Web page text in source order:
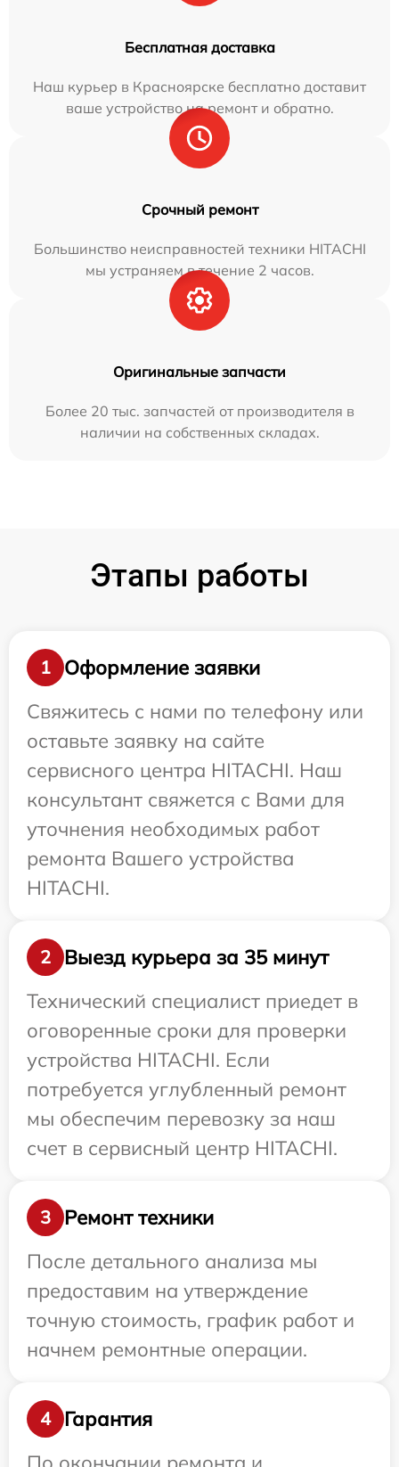
Бесплатная доставка
Наш курьер в Красноярске бесплатно доставит
ваше устройство на ремонт и обратно.
Срочный ремонт
Большинство неисправностей техники HITACHI
мы устраняем в течение 2 часов.
Оригинальные запчасти
Более 20 тыс. запчастей от производителя в
наличии на собственных складах.
Этапы работы
1
Оформление заявки
Свяжитесь с нами по телефону или
оставьте заявку на сайте
сервисного центра HITACHI. Наш
консультант свяжется с Вами для
уточнения необходимых работ
ремонта Вашего устройства
HITACHI.
2
Выезд курьера за 35 минут
Технический специалист приедет в
оговоренные сроки для проверки
устройства HITACHI. Если
потребуется углубленный ремонт
мы обеспечим перевозку за наш
счет в сервисный центр HITACHI.
3
Ремонт техники
После детального анализа мы
предоставим на утверждение
точную стоимость, график работ и
начнем ремонтные операции.
4
Гарантия